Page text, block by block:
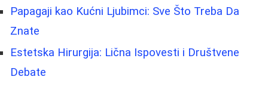
Papagaji kao Kućni Ljubimci: Sve Što Treba Da
Znate
Estetska Hirurgija: Lična Ispovesti i Društvene
Debate